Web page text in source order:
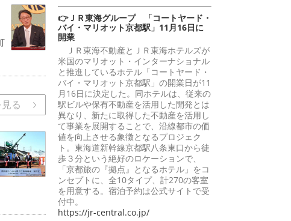
る
👉ＪＲ東海グループ 「コートヤード・
バイ・マリオット京都駅」11月16日に
開業
ＪＲ東海不動産とＪＲ東海ホテルズが
米国のマリオット・インターナショナル
と推進しているホテル「コートヤード・
バイ・マリオット京都駅」の開業日が11
月16日に決定した。同ホテルは、従来の
駅ビルや保有不動産を活用した開発とは
異なり、新たに取得した不動産を活用し
て事業を展開することで、沿線都市の価
値を向上させる象徴となるプロジェク
ト。東海道新幹線京都駅八条東口から徒
歩３分という絶好のロケーションで、
「京都旅の『拠点』となるホテル」をコ
ンセプトに、全10タイプ、計270の客室
を用意する。宿泊予約は公式サイトで受
付中。
https://jr-central.co.jp/